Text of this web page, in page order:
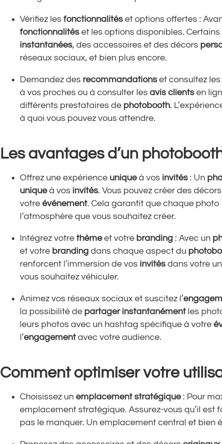
Vérifiez les fonctionnalités et options offertes :
fonctionnalités et les options disponibles. Certains
instantanées, des accessoires et des décors
réseaux sociaux, et bien plus encore.
Demandez des recommandations et consultez les
à vos proches ou à consulter les avis clients en
différents prestataires de photobooth.
à quoi vous pouvez vous attendre.
Les avantages d’un
Offrez une expérience uniqueà vos invités : Un
uniqueà vos invités. Vous pouvez créer des
votre événement. Cela garantit que chaque
l’atmosphère que vous souhaitez créer.
Intégrez votre thèmeet votre branding : Avec un
et votre branding dans chaque aspect du
renforcent l’immersion de vos invités dans votre
vous souhaitez véhiculer.
Animez vos réseaux sociaux et suscitez l’
la possibilité de partager instantanémentles
leurs photos avec un hashtag spécifique à votre
l’engagementavec votre audience.
Comment optimiser votre
Choisissez un emplacement stratégique: Pour
emplacement stratégique. Assurez-vous qu’il
pas le manquer. Un emplacement central et bien